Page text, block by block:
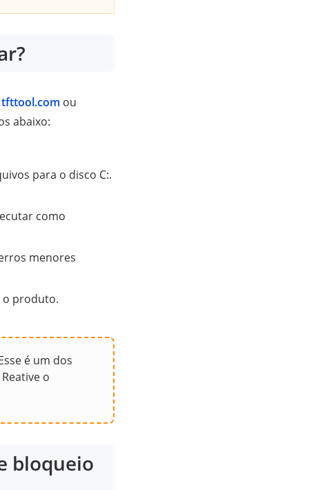
tfttool.com ou
abaixo:
para o disco C:.
como
menores
o produto.
é um dos
o
bloqueio